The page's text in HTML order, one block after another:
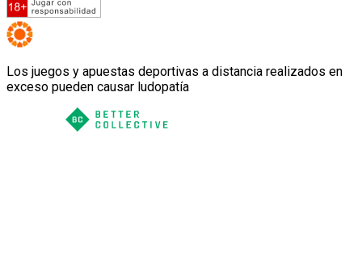
Los juegos y apuestas deportivas a distancia realizados en
exceso pueden causar ludopatía